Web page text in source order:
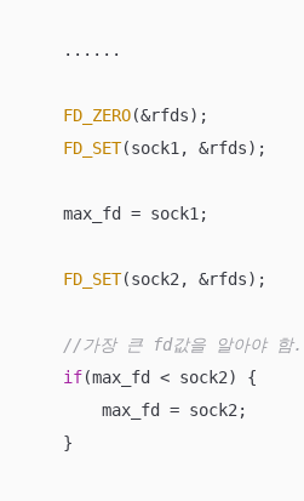
    ......
FD_ZERO(&rfds);
FD_SET(sock1, &rfds);
    max_fd = sock1;
FD_SET(sock2, &rfds);
//가장 큰 fd값을 알아야 함.
if(max_fd < sock2) {
        max_fd = sock2;
    }